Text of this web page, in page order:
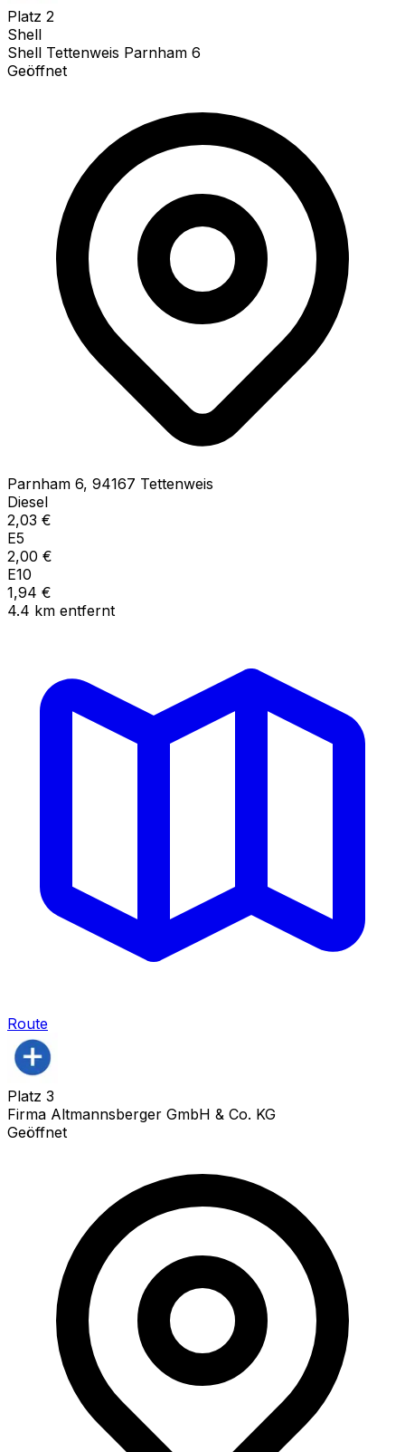
Platz 2
Shell
Shell Tettenweis Parnham 6
Geöffnet
Parnham 6, 94167 Tettenweis
Diesel
2,03 €
E5
2,00 €
E10
1,94 €
4.4 km entfernt
Route
Platz 3
Firma Altmannsberger GmbH & Co. KG
Geöffnet